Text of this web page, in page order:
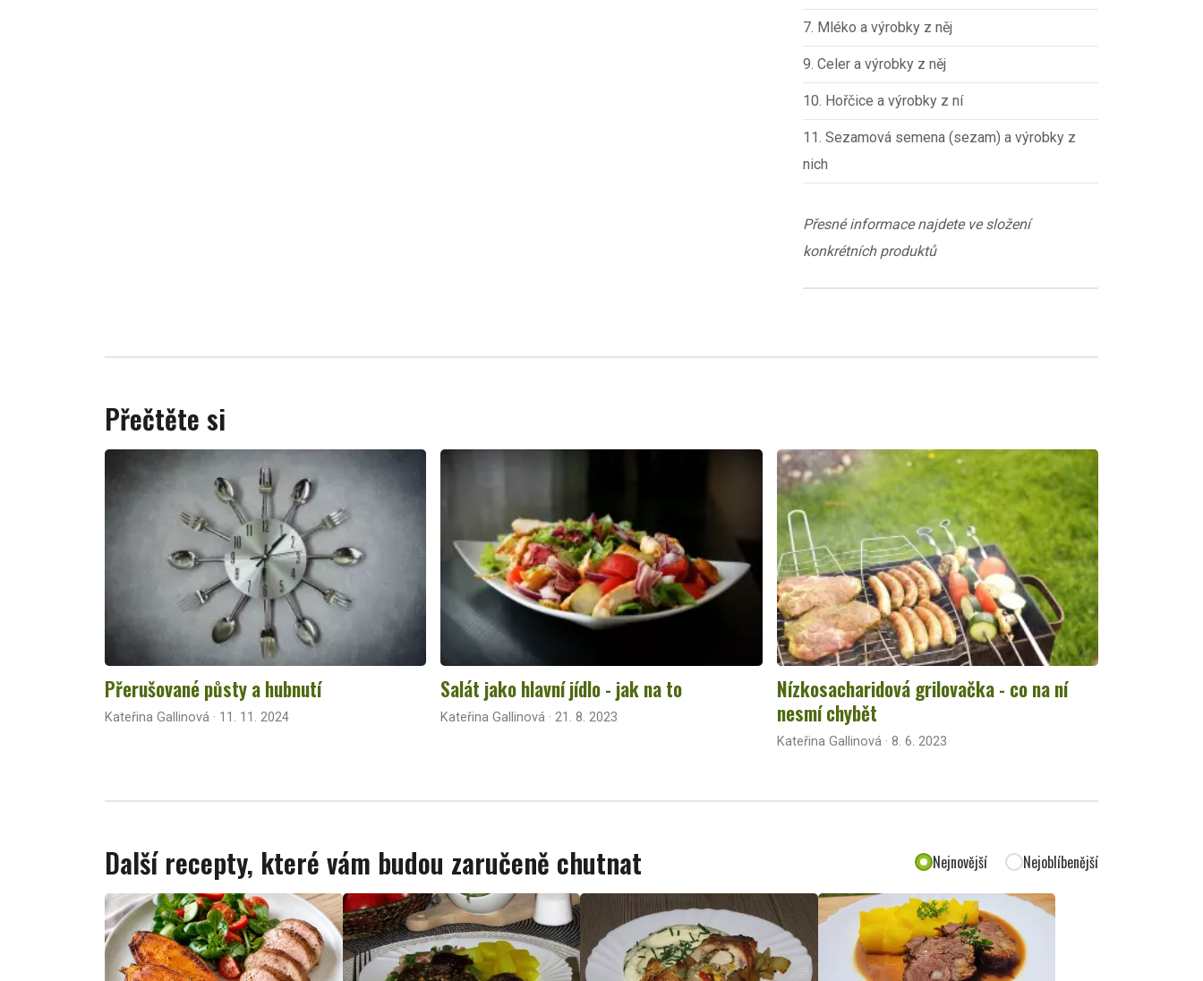
7. Mléko a výrobky z něj
9. Celer a výrobky z něj
10. Hořčice a výrobky z ní
11. Sezamová semena (sezam) a výrobky z
nich
Přesné informace najdete ve složení
konkrétních produktů
Přečtěte si
Přerušované půsty a hubnutí
Kateřina Gallinová · 11. 11. 2024
Salát jako hlavní jídlo - jak na to
Kateřina Gallinová · 21. 8. 2023
Nízkosacharidová grilovačka - co na ní
nesmí chybět
Kateřina Gallinová · 8. 6. 2023
Další recepty, které vám budou zaručeně chutnat Nejnovější Nejoblíbenější